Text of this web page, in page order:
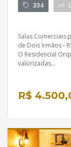
334
Salas Comerciais
de Dois Irmãos -
O Residencial
valorizadas...
R$